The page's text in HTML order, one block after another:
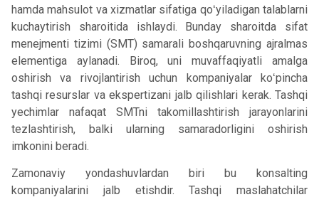
hamda mahsulot va xizmatlar sifatiga qoʻyiladigan talablarni
kuchaytirish sharoitida ishlaydi. Bunday sharoitda sifat
menejmenti tizimi (SMT) samarali boshqaruvning ajralmas
elementiga aylanadi. Biroq, uni muvaffaqiyatli amalga
oshirish va rivojlantirish uchun kompaniyalar koʻpincha
tashqi resurslar va ekspertizani jalb qilishlari kerak. Tashqi
yechimlar nafaqat SMTni takomillashtirish jarayonlarini
tezlashtirish, balki ularning samaradorligini oshirish
imkonini beradi.
Zamonaviy yondashuvlardan biri bu konsalting
kompaniyalarini jalb etishdir. Tashqi maslahatchilar